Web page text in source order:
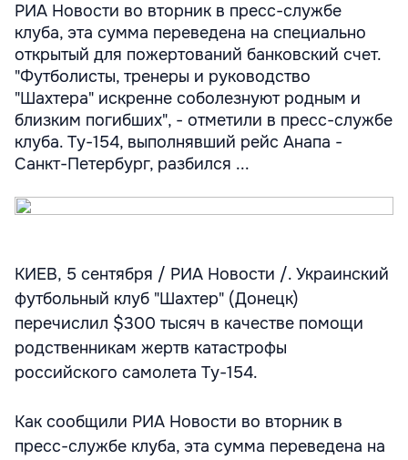
РИА Новости во вторник в пресс-службе
клуба, эта сумма переведена на специально
открытый для пожертований банковский счет.
"Футболисты, тренеры и руководство
"Шахтера" искренне соболезнуют родным и
близким погибших", - отметили в пресс-службе
клуба. Ту-154, выполнявший рейс Анапа -
Санкт-Петербург, разбился ...
КИЕВ, 5 сентября / РИА Новости /. Украинский
футбольный клуб "Шахтер" (Донецк)
перечислил $300 тысяч в качестве помощи
родственникам жертв катастрофы
российского самолета Ту-154.
Как сообщили РИА Новости во вторник в
пресс-службе клуба, эта сумма переведена на